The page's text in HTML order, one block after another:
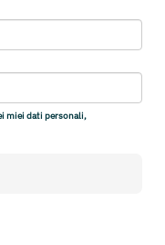
miei dati personali,